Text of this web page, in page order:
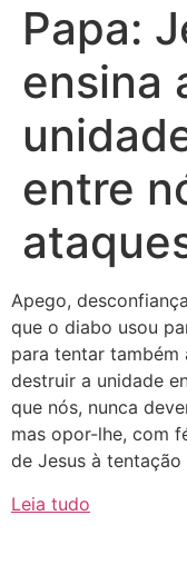
Papa:
ensina
entre
Apego,
que o diabo usou
para tentar também
destruir a unidade
que nós, nunca
mas opor-lhe, com
de Jesus à tentação
Leia tudo